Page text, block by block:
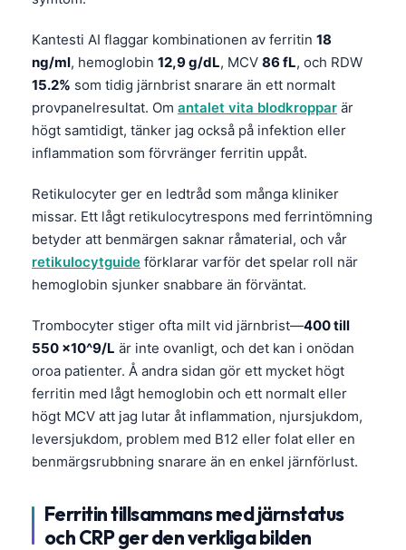
Kantesti AI flaggar kombinationen av ferritin 18
ng/ml, hemoglobin 12,9 g/dL, MCV 86 fL, och RDW
15.2% som tidig järnbrist snarare än ett normalt
provpanelresultat. Om antalet vita blodkroppar är
högt samtidigt, tänker jag också på infektion eller
inflammation som förvränger ferritin uppåt.
Retikulocyter ger en ledtråd som många kliniker
missar. Ett lågt retikulocytrespons med ferrintömning
betyder att benmärgen saknar råmaterial, och vår
retikulocytguide förklarar varför det spelar roll när
hemoglobin sjunker snabbare än förväntat.
Trombocyter stiger ofta milt vid järnbrist—400 till
550 ×10^9/L är inte ovanligt, och det kan i onödan
oroa patienter. Å andra sidan gör ett mycket högt
ferritin med lågt hemoglobin och ett normalt eller
högt MCV att jag lutar åt inflammation, njursjukdom,
leversjukdom, problem med B12 eller folat eller en
benmärgsrubbning snarare än en enkel järnförlust.
Ferritin tillsammans med järnstatus
och CRP ger den verkliga bilden